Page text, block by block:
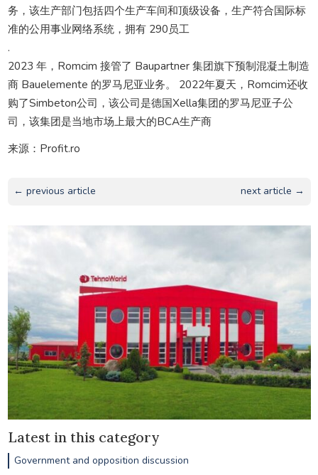
务，该生产部门包括四个生产车间和顶级设备，生产符合国际标
准的公用事业网络系统，拥有 290员工
.
2023 年，Romcim 接管了 Baupartner 集团旗下预制混凝土制造
商 Bauelemente 的罗马尼亚业务。 2022年夏天，Romcim还收
购了Simbeton公司，该公司是德国Xella集团的罗马尼亚子公
司，该集团是当地市场上最大的BCA生产商
来源：Profit.ro
← previous article next article →
Latest in this category
Government and opposition discussion